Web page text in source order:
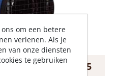
380V DE65 DE65
om een betere
verlenen. Als je
van onze diensten
te gebruiken